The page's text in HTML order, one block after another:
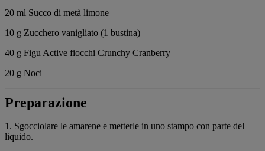
20 ml Succo di metà limone
10 g Zucchero vanigliato (1 bustina)
40 g Figu Active fiocchi Crunchy Cranberry
20 g Noci
Preparazione
1. Sgocciolare le amarene e metterle in uno stampo con parte del
liquido.